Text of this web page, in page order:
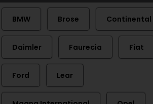
BMW Brose Continental
Daimler Faurecia Fiat
Ford Lear